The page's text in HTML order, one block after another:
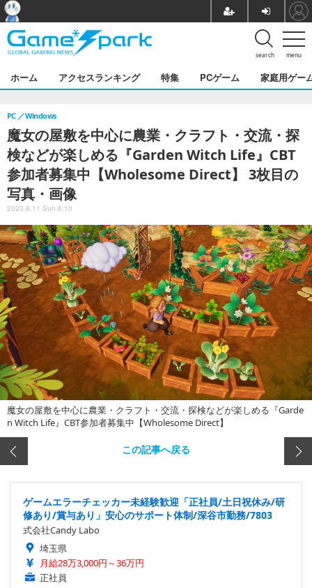
menu
search
ホーム アクセスランキング 特集 PCゲーム 家庭用ゲー
魔女の屋敷を中心に農業・クラフト・交流・探
検などが楽しめる『Garden Witch Life』CBT
参加者募集中【Wholesome Direct】 3枚目の
写真・画像
PC Windows
2023.6.11 Sun 6:10
魔女の屋敷を中心に農業・クラフト・交流・探検などが楽しめる『Garde
n Witch Life』CBT参加者募集中【Wholesome Direct】
この記事へ戻る
ゲームエラーチェッカー未経験歓迎「正社員/土日祝休み/研
修あり/賞与あり」安心のサポート体制/深谷市勤務/7803
式会社Candy Labo
埼玉県
月給28万3,000円～36万円
正社員